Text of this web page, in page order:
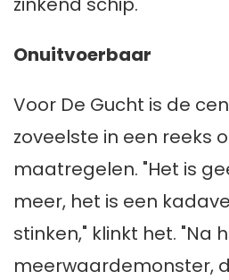
Onuitvoerbaar
Voor De Gucht is de
zoveelste in een reeks
maatregelen. "Het is
meer, het is een
stinken," klinkt het. "Na
meerwaardemonster,